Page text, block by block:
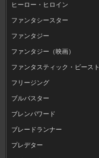
ヒーロー・ヒロイン
ファンタシースター
ファンタジー
ファンタジー（映画）
ファンタスティック・ビースト
フリージング
ブルバスター
ブレンパワード
ブレードランナー
プレデター